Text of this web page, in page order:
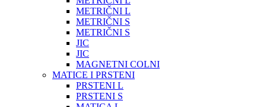
METRIČNI L
METRIČNI S
METRIČNI S
JIC
JIC
MAGNETNI COLNI
MATICE I PRSTENI
PRSTENI L
PRSTENI S